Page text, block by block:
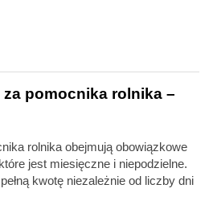
za pomocnika rolnika –
rolnika obejmują obowiązkowe
jest miesięczne i niepodzielne.
kwotę niezależnie od liczby dni